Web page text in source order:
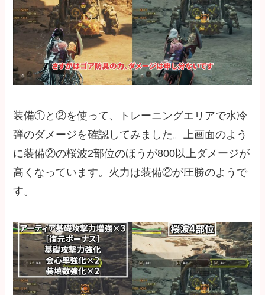
装備①と②を使って、トレーニングエリアで水冷
弾のダメージを確認してみました。上画面のよう
に装備②の桜波2部位のほうが800以上ダメージが
高くなっています。火力は装備②が圧勝のようで
す。